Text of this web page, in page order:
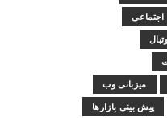
میزبانی وب
پیش بینی بازارها